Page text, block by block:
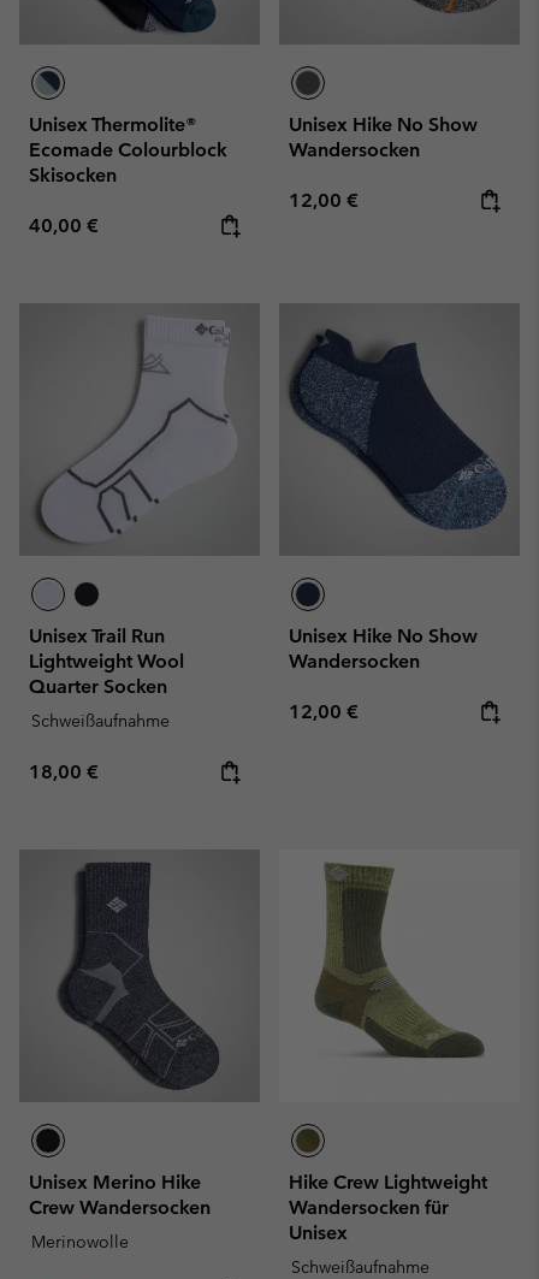
Unisex Thermolite®
Ecomade Colourblock
Skisocken
Regular price:
40,00 €
Unisex Hike No Show
Wandersocken
Regular price:
12,00 €
Unisex Trail Run
Lightweight Wool
Quarter Socken
Schweißaufnahme
Regular price:
18,00 €
Unisex Hike No Show
Wandersocken
Regular price:
12,00 €
Unisex Merino Hike
Crew Wandersocken
Merinowolle
Hike Crew Lightweight
Wandersocken für
Unisex
Schweißaufnahme